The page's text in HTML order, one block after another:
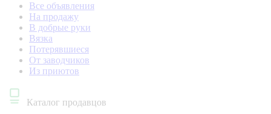
Все объявления
На продажу
В добрые руки
Вязка
Потерявшиеся
От заводчиков
Из приютов
Каталог продавцов